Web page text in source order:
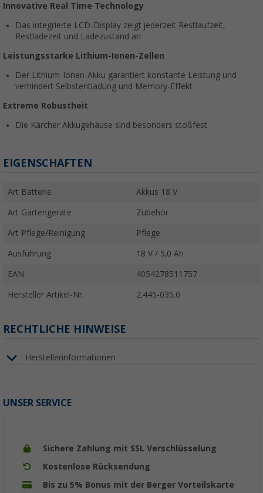
Innovative Real Time Technology
Das integrierte LCD-Display zeigt jederzeit Restlaufzeit,
Restladezeit und Ladezustand an
Leistungsstarke Lithium-Ionen-Zellen
Der Lithium-Ionen-Akku garantiert konstante Leistung und
verhindert Selbstentladung und Memory-Effekt
Extreme Robustheit
Die Kärcher Akkugehäuse sind besonders stoßfest
EIGENSCHAFTEN
Art Batterie Akkus 18 V
Art Gartengeräte Zubehör
Art Pflege/Reinigung Pflege
Ausführung 18 V / 5,0 Ah
EAN 4054278511757
Hersteller Artikel-Nr. 2.445-035.0
RECHTLICHE HINWEISE
Herstellerinformationen
UNSER SERVICE
Sichere Zahlung mit SSL Verschlüsselung
Kostenlose Rücksendung
Bis zu 5% Bonus mit der Berger Vorteilskarte